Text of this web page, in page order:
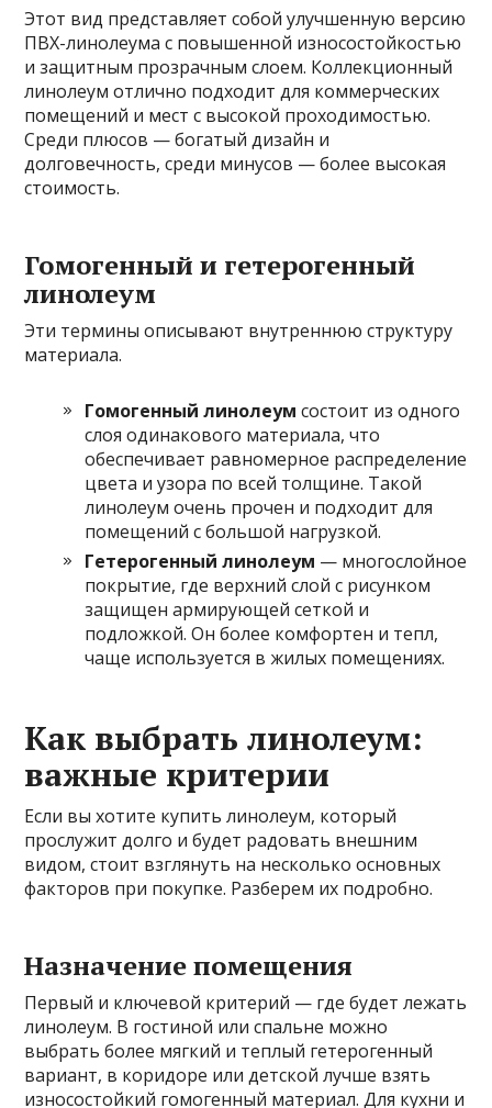
Этот вид представляет собой улучшенную версию
ПВХ-линолеума с повышенной износостойкостью
и защитным прозрачным слоем. Коллекционный
линолеум отлично подходит для коммерческих
помещений и мест с высокой проходимостью.
Среди плюсов — богатый дизайн и
долговечность, среди минусов — более высокая
стоимость.
Гомогенный и гетерогенный
линолеум
Эти термины описывают внутреннюю структуру
материала.
Гомогенный линолеум состоит из одного
слоя одинакового материала, что
обеспечивает равномерное распределение
цвета и узора по всей толщине. Такой
линолеум очень прочен и подходит для
помещений с большой нагрузкой.
Гетерогенный линолеум — многослойное
покрытие, где верхний слой с рисунком
защищен армирующей сеткой и
подложкой. Он более комфортен и тепл,
чаще используется в жилых помещениях.
Как выбрать линолеум:
важные критерии
Если вы хотите купить линолеум, который
прослужит долго и будет радовать внешним
видом, стоит взглянуть на несколько основных
факторов при покупке. Разберем их подробно.
Назначение помещения
Первый и ключевой критерий — где будет лежать
линолеум. В гостиной или спальне можно
выбрать более мягкий и теплый гетерогенный
вариант, в коридоре или детской лучше взять
износостойкий гомогенный материал. Для кухни и